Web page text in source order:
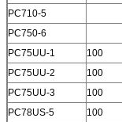
PC710-5
PC750-6
PC75UU-1
100
PC75UU-2
100
PC75UU-3
100
PC78US-5
100